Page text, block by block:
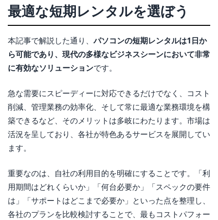
最適な短期レンタルを選ぼう
本記事で解説した通り、パソコンの短期レンタルは1日か
ら可能であり、現代の多様なビジネスシーンにおいて非常
に有効なソリューションです。
急な需要にスピーディーに対応できるだけでなく、コスト
削減、管理業務の効率化、そして常に最適な業務環境を構
築できるなど、そのメリットは多岐にわたります。市場は
活況を呈しており、各社が特色あるサービスを展開してい
ます。
重要なのは、自社の利用目的を明確にすることです。「利
用期間はどれくらいか」「何台必要か」「スペックの要件
は」「サポートはどこまで必要か」といった点を整理し、
各社のプランを比較検討することで、最もコストパフォー